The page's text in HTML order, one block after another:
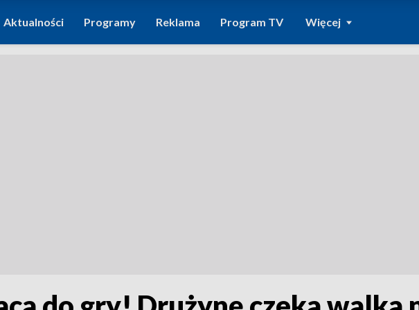
Aktualności Programy Reklama Program TV Więcej